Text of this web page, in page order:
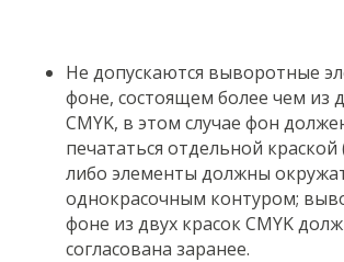
Не допускаются выворотные
фоне, состоящем более чем из
CMYK, в этом случае фон
печататься отдельной краской
либо элементы должны
однокрасочным контуром;
фоне из двух красок CMYK
согласована заранее.